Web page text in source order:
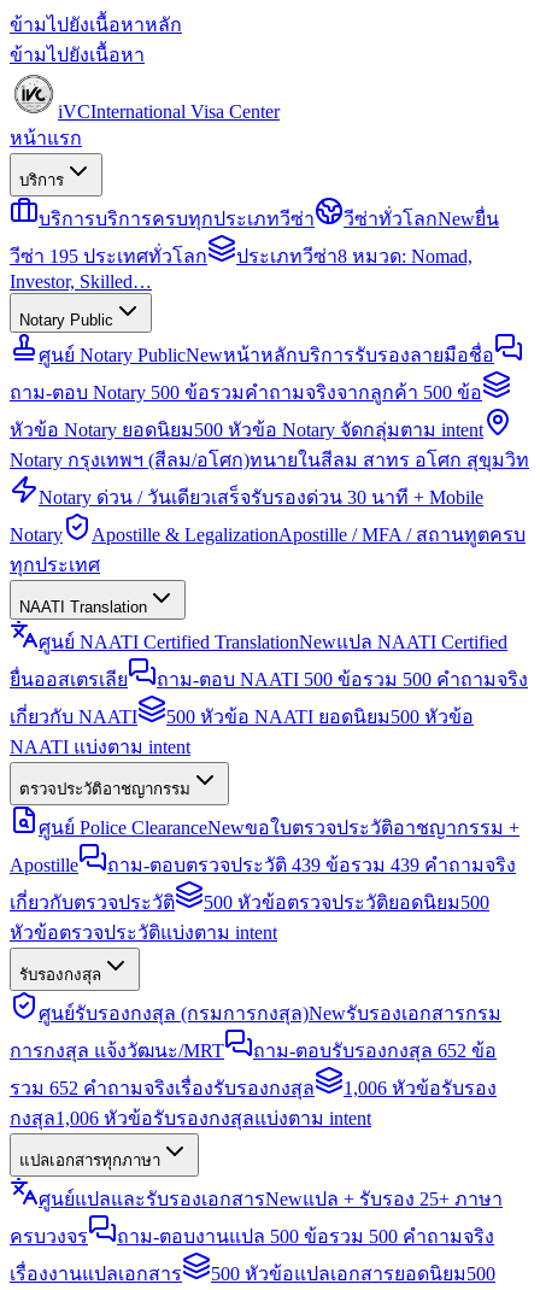
ข้ามไปยังเนื้อหาหลัก
ข้ามไปยังเนื้อหา
iVCInternational Visa Center
หน้าแรก
บริการ
บริการบริการครบทุกประเภทวีซ่า วีซ่าทั่วโลกNewยื่น
วีซ่า 195 ประเทศทั่วโลก
ประเภทวีซ่า8 หมวด: Nomad,
Investor, Skilled…
Notary Public
ศูนย์ Notary PublicNewหน้าหลักบริการรับรองลายมือชื่อ
ถาม-ตอบ Notary 500 ข้อรวมคำถามจริงจากลูกค้า 500 ข้อ
หัวข้อ Notary ยอดนิยม500 หัวข้อ Notary จัดกลุ่มตาม intent
Notary กรุงเทพฯ (สีลม/อโศก)ทนายในสีลม สาทร อโศก สุขุมวิท
Notary ด่วน / วันเดียวเสร็จรับรองด่วน 30 นาที + Mobile
Notary
Apostille & LegalizationApostille / MFA / สถานทูตครบ
ทุกประเทศ
NAATI Translation
ศูนย์ NAATI Certified TranslationNewแปล NAATI Certified
ยื่นออสเตรเลีย
ถาม-ตอบ NAATI 500 ข้อรวม 500 คำถามจริง
เกี่ยวกับ NAATI
500 หัวข้อ NAATI ยอดนิยม500 หัวข้อ
NAATI แบ่งตาม intent
ตรวจประวัติอาชญากรรม
ศูนย์ Police ClearanceNewขอใบตรวจประวัติอาชญากรรม +
Apostille
ถาม-ตอบตรวจประวัติ 439 ข้อรวม 439 คำถามจริง
เกี่ยวกับตรวจประวัติ
500 หัวข้อตรวจประวัติยอดนิยม500
หัวข้อตรวจประวัติแบ่งตาม intent
รับรองกงสุล
ศูนย์รับรองกงสุล (กรมการกงสุล)Newรับรองเอกสารกรม
การกงสุล แจ้งวัฒนะ/MRT
ถาม-ตอบรับรองกงสุล 652 ข้อ
รวม 652 คำถามจริงเรื่องรับรองกงสุล
1,006 หัวข้อรับรอง
กงสุล1,006 หัวข้อรับรองกงสุลแบ่งตาม intent
แปลเอกสารทุกภาษา
ศูนย์แปลและรับรองเอกสารNewแปล + รับรอง 25+ ภาษา
ครบวงจร
ถาม-ตอบงานแปล 500 ข้อรวม 500 คำถามจริง
เรื่องงานแปลเอกสาร
500 หัวข้อแปลเอกสารยอดนิยม500